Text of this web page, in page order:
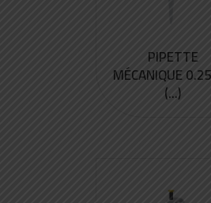
PIPETTE
MÉCANIQUE
(...)